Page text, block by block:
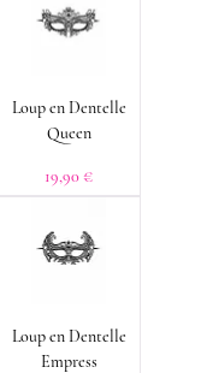
Loup en Dentelle
Queen
Prix
19,90 €
Loup en Dentelle
Empress